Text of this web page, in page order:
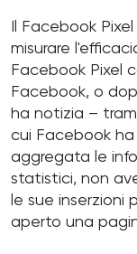
Il Facebook
misurare
Facebook Pixel
Facebook, o
ha notizia –
cui Facebook
aggregata le
statistici, non
le sue
aperto una